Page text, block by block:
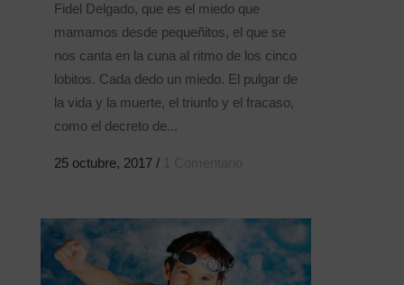
Fidel Delgado, que es el miedo que
mamamos desde pequeñitos, el que se
nos canta en la cuna al ritmo de los cinco
lobitos. Cada dedo un miedo. El pulgar de
la vida y la muerte, el triunfo y el fracaso,
como el decreto de...
25 octubre, 2017/